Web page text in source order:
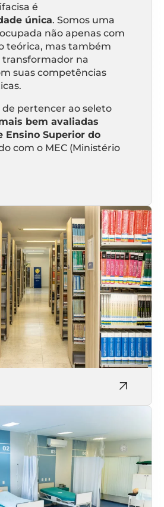
é
única. Somos uma
não apenas com
teórica, mas também
transformador na
suas competências
de pertencer ao seleto
bem avaliadas
Ensino Superior do
com o MEC (Ministério